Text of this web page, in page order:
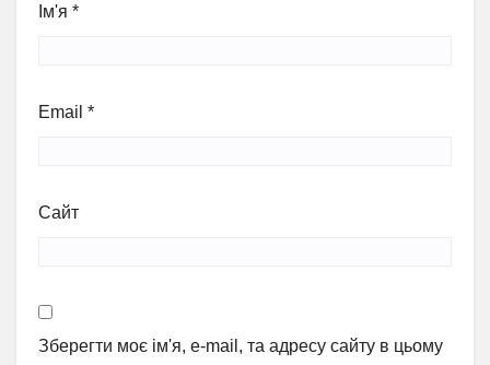
Ім'я *
Email *
Сайт
Зберегти моє ім'я, e-mail, та адресу сайту в цьому